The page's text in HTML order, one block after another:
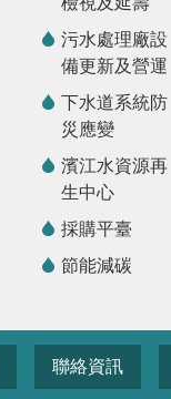
污水處理廠設
備更新及營運
下水道系統防
災應變
濱江水資源再
生中心
採購平臺
節能減碳
聯絡資訊